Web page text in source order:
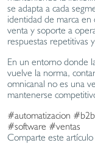
se adapta a cada
identidad de marca en
venta y soporte a
respuestas repetitivas
En un entorno donde
vuelve la norma,
omnicanal no es una
mantenerse
#automatizacion #b2b
#software #ventas
Comparte este artículo